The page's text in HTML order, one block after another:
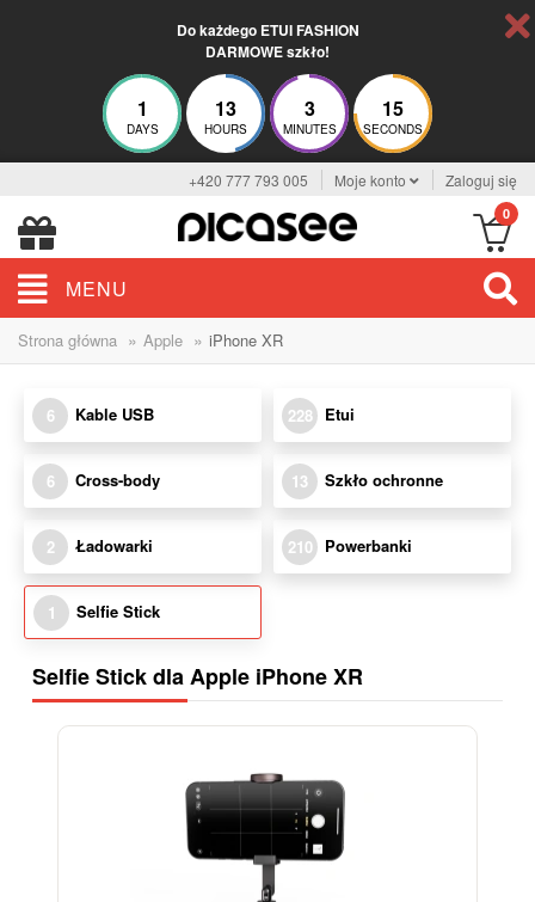
Do każdego ETUI FASHION
DARMOWE szkło!
1
DAYS
13
HOURS
3
MINUTES
15
SECONDS
+420 777 793 005 Moje konto Zaloguj się
0
MENU
Strona główna » Apple » iPhone XR
6 Kable USB 228 Etui
6 Cross-body 13 Szkło ochronne
2 Ładowarki 210 Powerbanki
1 Selfie Stick
Selfie Stick dla Apple iPhone XR